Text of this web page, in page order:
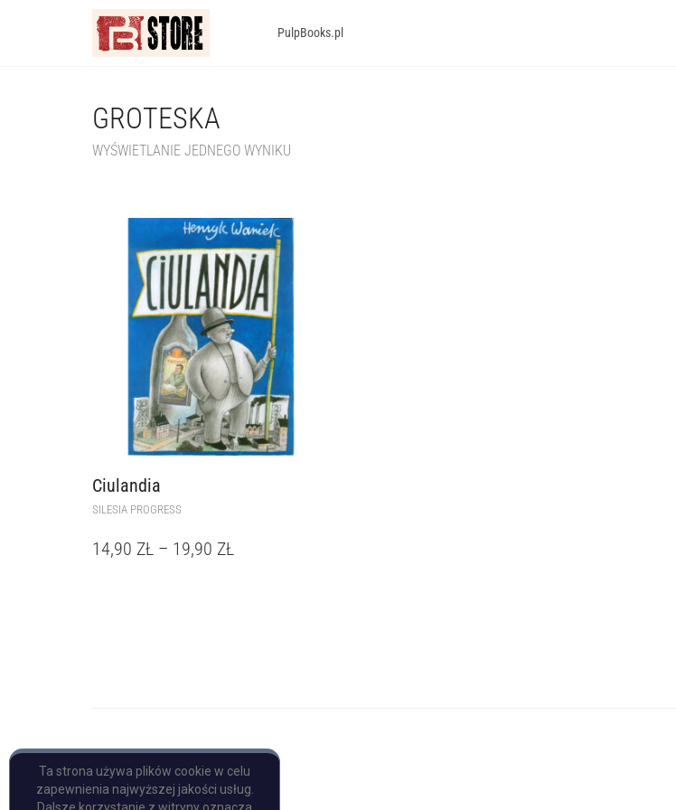
PulpBooks.pl
GROTESKA
WYŚWIETLANIE JEDNEGO WYNIKU
Ciulandia
SILESIA PROGRESS
14,90 ZŁ – 19,90 ZŁ
Copyright © Pulp Books
Ta strona używa plików cookie w celu
zapewnienia najwyższej jakości usług.